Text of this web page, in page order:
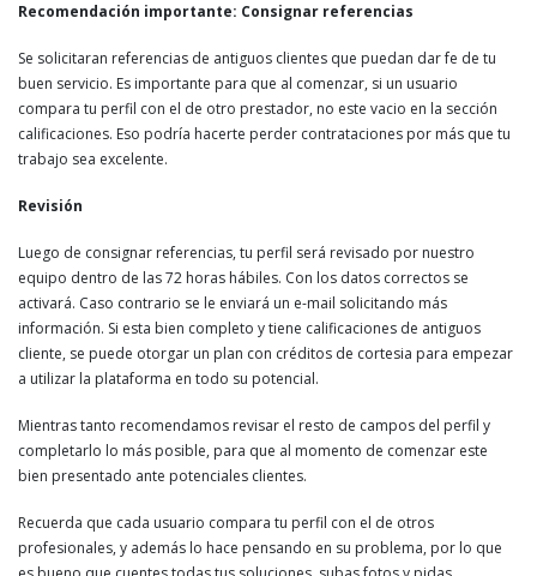
Recomendación importante: Consignar referencias
Se solicitaran referencias de antiguos clientes que puedan dar fe de tu
buen servicio. Es importante para que al comenzar, si un usuario
compara tu perfil con el de otro prestador, no este vacio en la sección
calificaciones. Eso podría hacerte perder contrataciones por más que tu
trabajo sea excelente.
Revisión
Luego de consignar referencias, tu perfil será revisado por nuestro
equipo dentro de las 72 horas hábiles. Con los datos correctos se
activará. Caso contrario se le enviará un e-mail solicitando más
información. Si esta bien completo y tiene calificaciones de antiguos
cliente, se puede otorgar un plan con créditos de cortesia para empezar
a utilizar la plataforma en todo su potencial.
Mientras tanto recomendamos revisar el resto de campos del perfil y
completarlo lo más posible, para que al momento de comenzar este
bien presentado ante potenciales clientes.
Recuerda que cada usuario compara tu perfil con el de otros
profesionales, y además lo hace pensando en su problema, por lo que